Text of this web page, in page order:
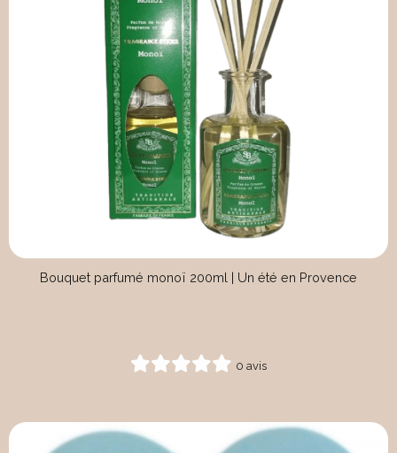
Bouquet parfumé monoï 200ml | Un été en Provence
0 avis